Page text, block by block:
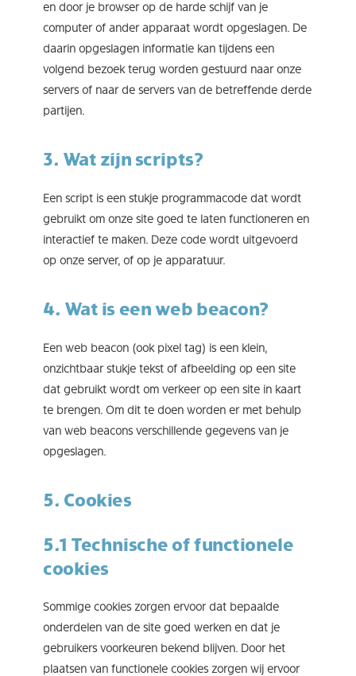
en door je browser op de harde schijf van je
computer of ander apparaat wordt opgeslagen. De
daarin opgeslagen informatie kan tijdens een
volgend bezoek terug worden gestuurd naar onze
servers of naar de servers van de betreffende derde
partijen.
3. Wat zijn scripts?
Een script is een stukje programmacode dat wordt
gebruikt om onze site goed te laten functioneren en
interactief te maken. Deze code wordt uitgevoerd
op onze server, of op je apparatuur.
4. Wat is een web beacon?
Een web beacon (ook pixel tag) is een klein,
onzichtbaar stukje tekst of afbeelding op een site
dat gebruikt wordt om verkeer op een site in kaart
te brengen. Om dit te doen worden er met behulp
van web beacons verschillende gegevens van je
opgeslagen.
5. Cookies
5.1 Technische of functionele
cookies
Sommige cookies zorgen ervoor dat bepaalde
onderdelen van de site goed werken en dat je
gebruikers voorkeuren bekend blijven. Door het
plaatsen van functionele cookies zorgen wij ervoor